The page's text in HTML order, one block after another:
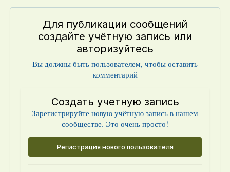
Для публикации сообщений
создайте учётную запись или
авторизуйтесь
Вы должны быть пользователем, чтобы оставить
комментарий
Создать учетную запись
Зарегистрируйте новую учётную запись в нашем
сообществе. Это очень просто!
Регистрация нового пользователя